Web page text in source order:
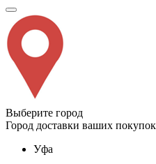
Выберите город
Город доставки ваших покупок
Уфа